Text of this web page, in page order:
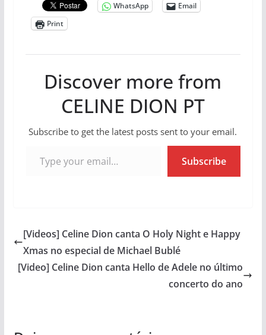
WhatsApp
Email
Print
Discover more from
CELINE DION PT
Subscribe to get the latest posts sent to your email.
Subscribe
[Videos] Celine Dion canta O Holy Night e Happy
Xmas no especial de Michael Bublé
[Video] Celine Dion canta Hello de Adele no último
concerto do ano